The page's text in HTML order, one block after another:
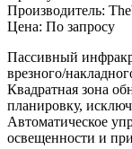
Производитель:
Цена: По запросу
Пассивный
врезного/
Квадратная зона
планировку,
Автоматическое
освещенности и